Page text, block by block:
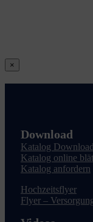
Close
product
quick
×
Download
Katalog Download
Katalog online
Katalog anfordern
Hochzeitsflyer
Flyer –